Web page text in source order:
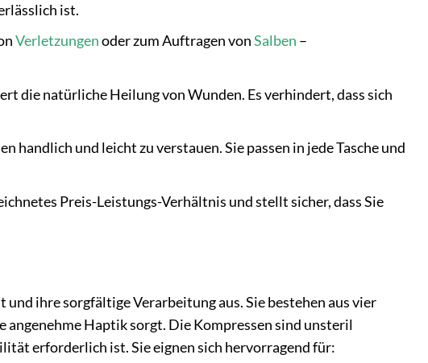
ist.
Verletzungenoder zum Auftragen vonSalben –
die natürliche Heilung von Wunden. Es verhindert, dass sich
handlich und leicht zu verstauen. Sie passen in jede Tasche und
Preis-Leistungs-Verhältnis und stellt sicher, dass Sie
ihre sorgfältige Verarbeitung aus. Sie bestehen aus vier
angenehme Haptik sorgt. Die Kompressen sind unsteril
erforderlich ist. Sie eignen sich hervorragend für: